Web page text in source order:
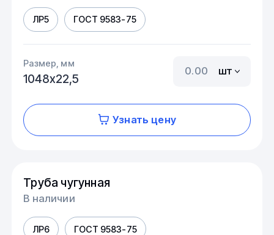
ЛР5 ГОСТ 9583-75
Размер, мм
1048х22,5
шт
Узнать цену
Труба чугунная
В наличии
ЛР6 ГОСТ 9583-75